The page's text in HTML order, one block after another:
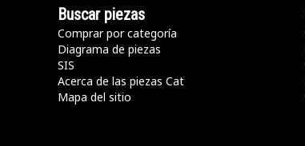
Buscar piezas
Comprar por categoría
Diagrama de piezas
SIS
Acerca de las piezas Cat
Mapa del sitio